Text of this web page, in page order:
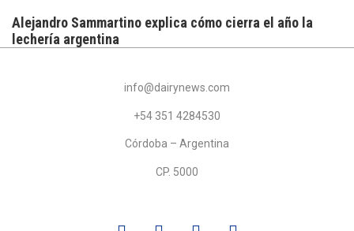
Alejandro Sammartino explica cómo cierra el año la
lechería argentina
info@dairynews.com
+54 351 4284530
Córdoba – Argentina
CP. 5000